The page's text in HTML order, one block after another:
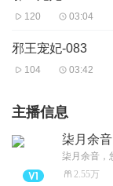
120 03:04
邪王宠妃-083
104 03:42
主播信息
柒月余音
2.55万